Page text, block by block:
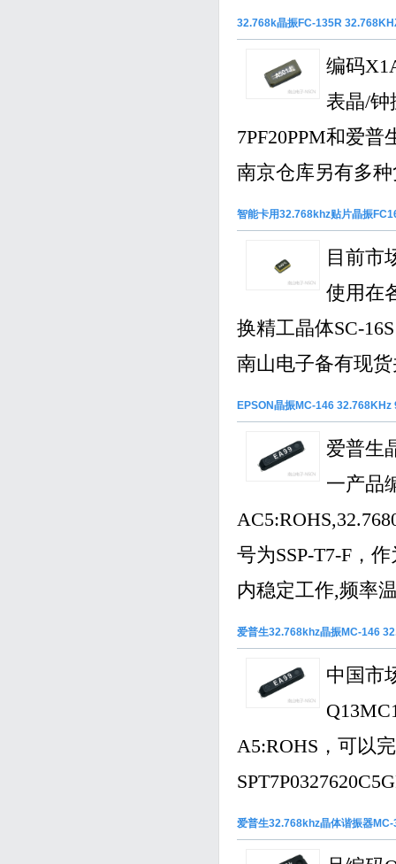
32.768k晶振FC-135R
编码
表晶/钟
7PF20PPM和爱普
南京仓库另有多
智能卡用32.768khz贴片晶振
目前市
使用在
换精工晶体SC-
南山电子备有现
EPSON晶振MC-146 32.768KHz
爱普生
一产品
号为SSP-T7-F，
内稳定工作,频率
爱普生32.768khz晶振MC-146
中国市
A5:ROHS，可以
爱普生32.768khz晶体谐振器